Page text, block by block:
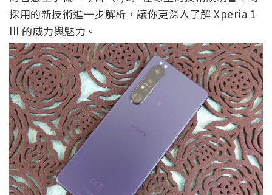
採用的新技術進一步解析，讓你更深入了解 Xperia 1
III 的威力與魅力。